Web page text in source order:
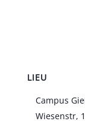
LIEU
Campus
Wiesenstr,